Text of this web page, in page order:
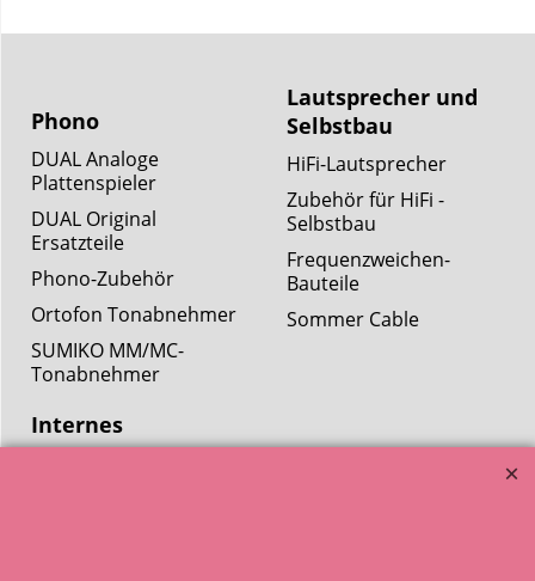
Lautsprecher und
Selbstbau
HiFi-Lautsprecher
Zubehör für HiFi -
Selbstbau
Frequenzweichen-
Bauteile
Sommer Cable
Phono
DUAL Analoge
Plattenspieler
DUAL Original
Ersatzteile
Phono-Zubehör
Ortofon Tonabnehmer
SUMIKO MM/MC-
Tonabnehmer
Internes